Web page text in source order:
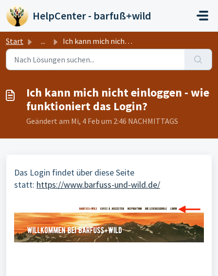
Zum hauptsächlichen Inhalt gehen
HelpCenter - barfuß+wild
Start ... Ich kann mich nicht einloggen - wie funktioniert das Login?
Ich kann mich nicht einloggen - wie
funktioniert das Login?
Geändert am Mi, 4 Feb um 2:46 NACHMITTAGS
Das Login findet über diese Seite
statt: https://www.barfuss-und-wild.de/